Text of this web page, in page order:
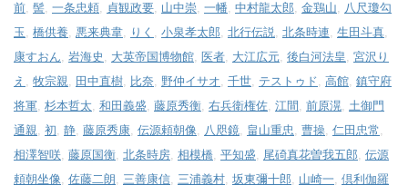
前, 髻, 一条忠頼, 貞観政要, 山中崇, 一幡, 中村龍太郎, 金鶏山, 八尺瓊勾
玉, 橋供養, 悪来典韋, りく , 小泉孝太郎, 北行伝説, 北条時連, 生田斗真,
康すおん, 岩海史 , 大英帝国博物館, 医者, 大江広元, 後白河法皇, 宮沢り
え , 牧宗親, 田中直樹, 比奈, 野仲イサオ, 千世, テストゥド, 高館, 鎮守府
将軍, 杉本哲太, 和田義盛, 藤原秀衡, 右兵衛権佐, 江間 , 前原滉, 土御門
通親, 初, 静, 藤原秀康, 伝源頼朝像, 八咫鏡, 畠山重忠, 曹操, 仁田忠常,
相澤智咲, 藤原国衡, 北条時房, 相模橋, 平知盛, 尾碕真花曽我五郎, 伝源
頼朝坐像, 佐藤二朗, 三善康信, 三浦義村, 坂東彌十郎, 山崎一, 倶利伽羅